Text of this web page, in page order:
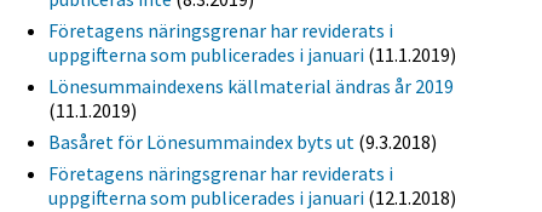
Företagens näringsgrenar har reviderats i
uppgifterna som publicerades i januari (11.1.2019)
Lönesummaindexens källmaterial ändras år 2019
(11.1.2019)
Basåret för Lönesummaindex byts ut (9.3.2018)
Företagens näringsgrenar har reviderats i
uppgifterna som publicerades i januari (12.1.2018)